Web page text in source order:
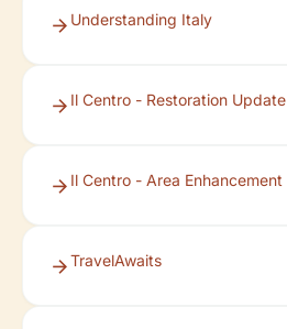
Understanding Italy
Il Centro - Restoration Update
Il Centro - Area Enhancement
TravelAwaits